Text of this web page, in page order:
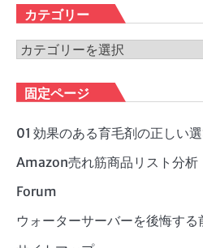
カ
イ
ブ
カテゴリー
カ
ゴ
リ
ー
固定ページ
01 効果のある育毛剤の正しい
Amazon売れ筋商品リスト分析
Forum
ウォーターサーバーを後悔する